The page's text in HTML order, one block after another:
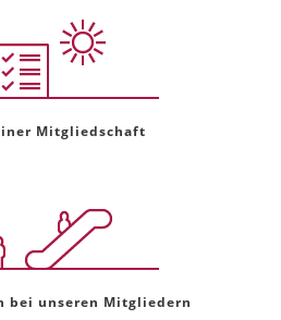
Mitgliedschaft
bei unseren Mitgliedern